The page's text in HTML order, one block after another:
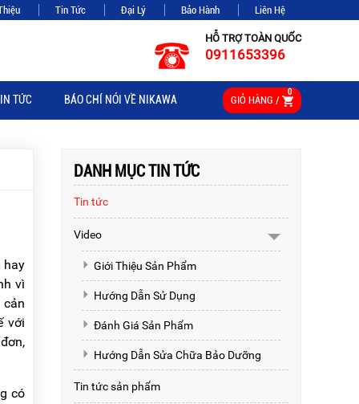
Tin Tức Đại Lý Bảo Hành Liên Hệ
HỖ TRỢ TOÀN QUỐC
0911653396
TỨC BÁO CHÍ NÓI VỀ NIKAWA GIỎ HÀNG /
0
hay
vì
cản
với
có
DANH MỤC TIN TỨC
Tin tức
Video
Giới Thiệu Sản Phẩm
Hướng Dẫn Sử Dụng
Đánh Giá Sản Phẩm
Hướng Dẫn Sửa Chữa Bảo Dưỡng
Tin tức sản phẩm